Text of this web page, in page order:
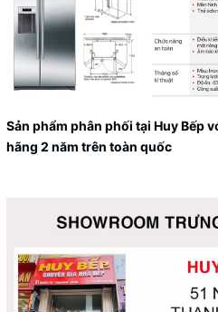
Sản phẩm phân phối tại Huy Bếp
hãng 2 năm trên toàn quốc